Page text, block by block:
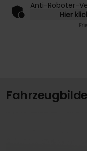
Anti-Roboter-
Hier